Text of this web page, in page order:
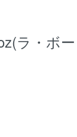
ラ・ボー